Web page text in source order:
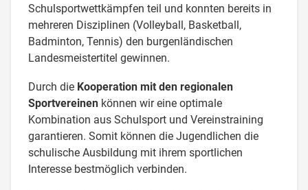
Schulsportwettkämpfen teil und konnten bereits in
mehreren Disziplinen (Volleyball, Basketball,
Badminton, Tennis) den burgenländischen
Landesmeistertitel gewinnen.
Durch die Kooperation mit den regionalen
Sportvereinen können wir eine optimale
Kombination aus Schulsport und Vereinstraining
garantieren. Somit können die Jugendlichen die
schulische Ausbildung mit ihrem sportlichen
Interesse bestmöglich verbinden.